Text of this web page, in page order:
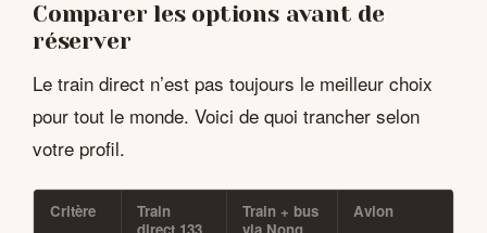
Comparer les options avant de
réserver
Le train direct n’est pas toujours le meilleur choix
pour tout le monde. Voici de quoi trancher selon
votre profil.
Critère
Train
Train + bus
Avion